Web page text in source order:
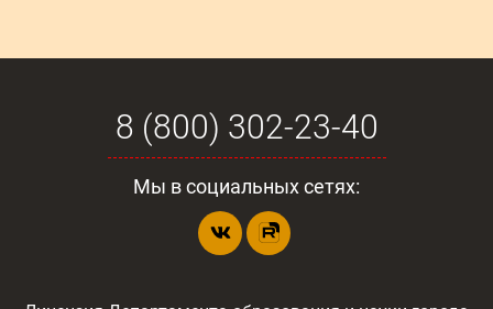
8 (800) 302-23-40
Мы в социальных сетях: